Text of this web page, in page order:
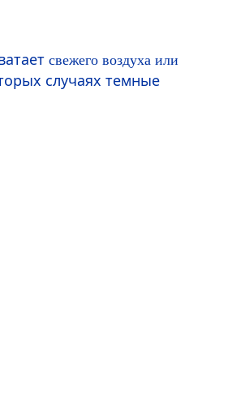
свежего воздуха или
случаях темные